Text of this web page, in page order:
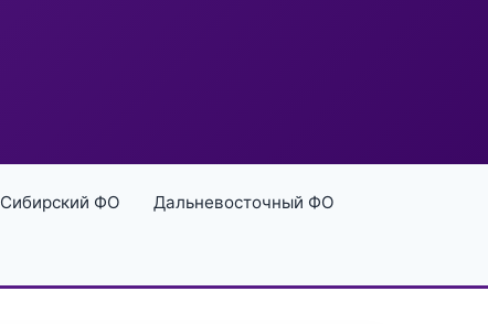
Сибирский ФО Дальневосточный ФО